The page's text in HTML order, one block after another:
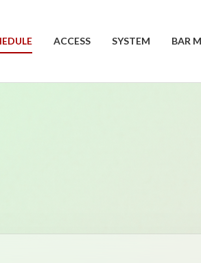
ACCESS SYSTEM BAR